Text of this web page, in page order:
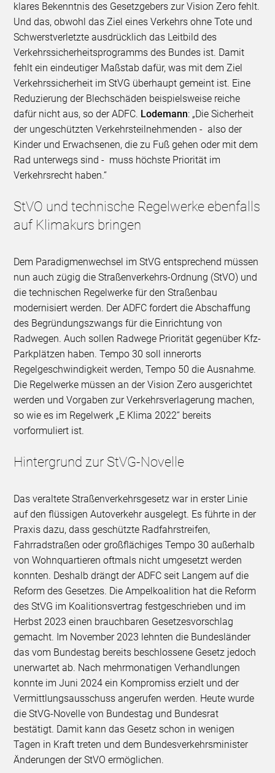
klares Bekenntnis des Gesetzgebers zur Vision Zero fehlt.
Und das, obwohl das Ziel eines Verkehrs ohne Tote und
Schwerstverletzte ausdrücklich das Leitbild des
Verkehrssicherheitsprogramms des Bundes ist. Damit
fehlt ein eindeutiger Maßstab dafür, was mit dem Ziel
Verkehrssicherheit im StVG überhaupt gemeint ist. Eine
Reduzierung der Blechschäden beispielsweise reiche
dafür nicht aus, so der ADFC. Lodemann: „Die Sicherheit
der ungeschützten Verkehrsteilnehmenden - also der
Kinder und Erwachsenen, die zu Fuß gehen oder mit dem
Rad unterwegs sind - muss höchste Priorität im
Verkehrsrecht haben.“
StVO und technische Regelwerke ebenfalls
auf Klimakurs bringen
Dem Paradigmenwechsel im StVG entsprechend müssen
nun auch zügig die Straßenverkehrs-Ordnung (StVO) und
die technischen Regelwerke für den Straßenbau
modernisiert werden. Der ADFC fordert die Abschaffung
des Begründungszwangs für die Einrichtung von
Radwegen. Auch sollen Radwege Priorität gegenüber Kfz-
Parkplätzen haben. Tempo 30 soll innerorts
Regelgeschwindigkeit werden, Tempo 50 die Ausnahme.
Die Regelwerke müssen an der Vision Zero ausgerichtet
werden und Vorgaben zur Verkehrsverlagerung machen,
so wie es im Regelwerk „E Klima 2022“ bereits
vorformuliert ist.
Hintergrund zur StVG-Novelle
Das veraltete Straßenverkehrsgesetz war in erster Linie
auf den flüssigen Autoverkehr ausgelegt. Es führte in der
Praxis dazu, dass geschützte Radfahrstreifen,
Fahrradstraßen oder großflächiges Tempo 30 außerhalb
von Wohnquartieren oftmals nicht umgesetzt werden
konnten. Deshalb drängt der ADFC seit Langem auf die
Reform des Gesetzes. Die Ampelkoalition hat die Reform
des StVG im Koalitionsvertrag festgeschrieben und im
Herbst 2023 einen brauchbaren Gesetzesvorschlag
gemacht. Im November 2023 lehnten die Bundesländer
das vom Bundestag bereits beschlossene Gesetz jedoch
unerwartet ab. Nach mehrmonatigen Verhandlungen
konnte im Juni 2024 ein Kompromiss erzielt und der
Vermittlungsausschuss angerufen werden. Heute wurde
die StVG-Novelle von Bundestag und Bundesrat
bestätigt. Damit kann das Gesetz schon in wenigen
Tagen in Kraft treten und dem Bundesverkehrsminister
Änderungen der StVO ermöglichen.